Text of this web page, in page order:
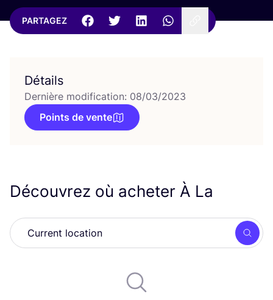
PARTAGEZ
Détails
Dernière modification: 08/03/2023
Points de vente
Découvrez où acheter À La